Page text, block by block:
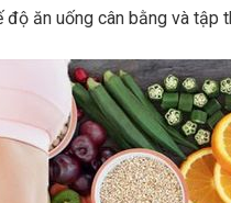
độ ăn uống cân bằng và tập